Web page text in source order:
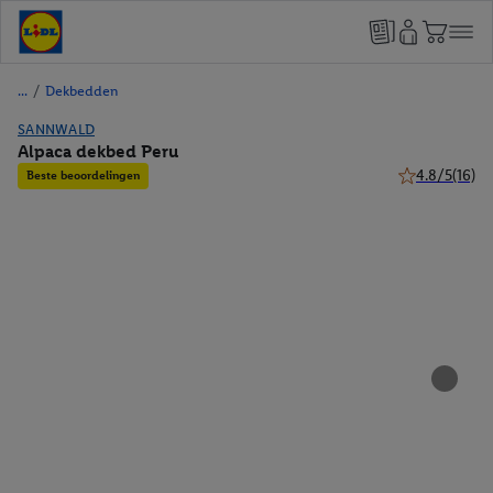
/ Dekbedden
SANNWALD
Alpaca dekbed Peru
Beste beoordelingen 4.8/5(16)